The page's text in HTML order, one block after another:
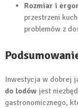
Rozmiar i
przestrzeni
problemów z
Inwestycja w dobrej
do lodów jest
gastronomicznego,